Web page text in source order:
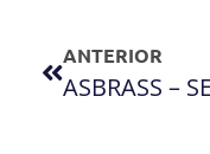
ANTERIOR